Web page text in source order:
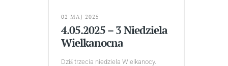
02 MAJ 2025
4.05.2025 – 3 Niedziela
Wielkanocna
Dziś trzecia niedziela Wielkanocy.